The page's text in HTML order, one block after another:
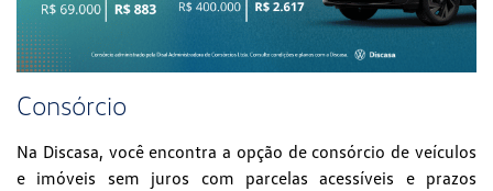
Consórcio
Na Discasa, você encontra a opção de consórcio de veículos
e imóveis sem juros com parcelas acessíveis e prazos